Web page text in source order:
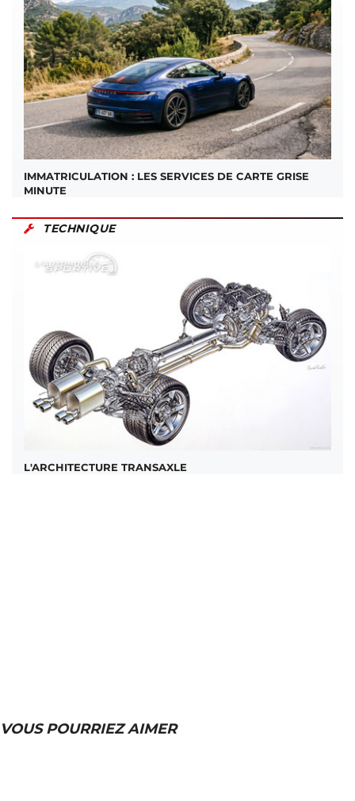
IMMATRICULATION : LES SERVICES DE CARTE GRISE
MINUTE
TECHNIQUE
L'ARCHITECTURE TRANSAXLE
VOUS POURRIEZ AIMER